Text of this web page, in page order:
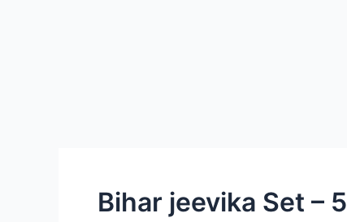
Bihar jeevika Set – 5